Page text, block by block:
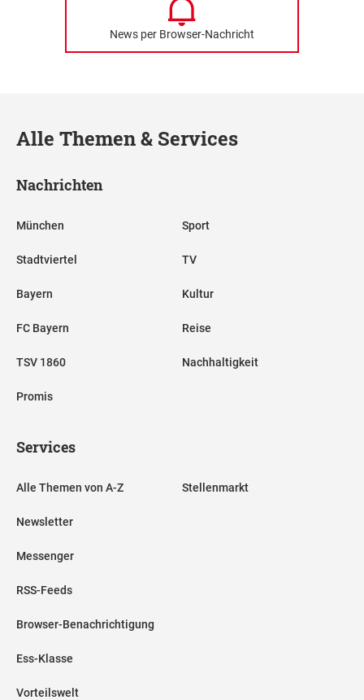
News per Browser-Nachricht
Alle Themen & Services
Nachrichten
München
Stadtviertel
Bayern
FC Bayern
TSV 1860
Promis
Sport
TV
Kultur
Reise
Nachhaltigkeit
Services
Alle Themen von A-Z
Newsletter
Messenger
RSS-Feeds
Browser-Benachrichtigung
Ess-Klasse
Vorteilswelt
Stellenmarkt